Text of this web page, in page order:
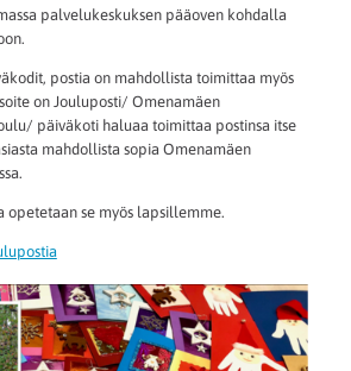
palvelukeskuksen pääoven kohdalla
postia on mahdollista toimittaa myös
on Jouluposti/ Omenamäen
päiväkoti haluaa toimittaa postinsa itse
mahdollista sopia Omenamäen
opetetaan se myös lapsillemme.